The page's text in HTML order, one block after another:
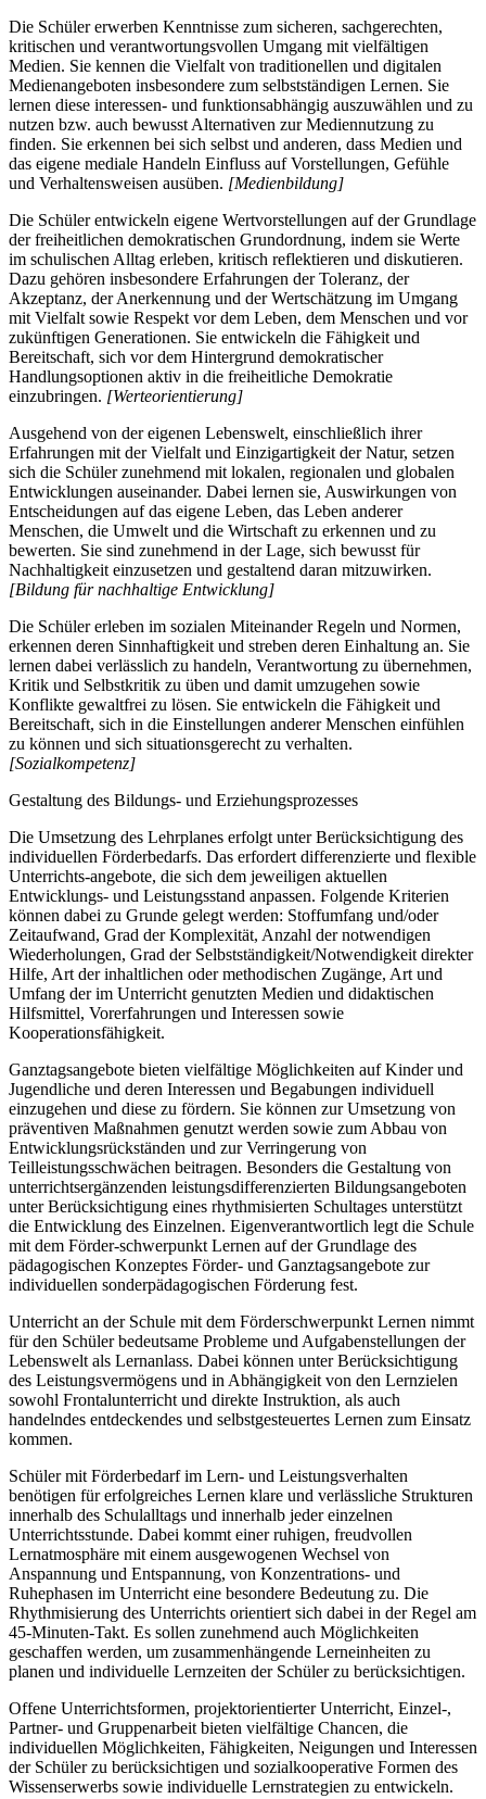
Die Schüler erwerben Kenntnisse zum sicheren, sachgerechten,
kritischen und verantwortungsvollen Umgang mit vielfältigen
Medien. Sie kennen die Vielfalt von traditionellen und digitalen
Medienangeboten insbesondere zum selbstständigen Lernen. Sie
lernen diese interessen- und funktionsabhängig auszuwählen und zu
nutzen bzw. auch bewusst Alternativen zur Mediennutzung zu
finden. Sie erkennen bei sich selbst und anderen, dass Medien und
das eigene mediale Handeln Einfluss auf Vorstellungen, Gefühle
und Verhaltensweisen ausüben. [Medienbildung]
Die Schüler entwickeln eigene Wertvorstellungen auf der Grundlage
der freiheitlichen demokratischen Grundordnung, indem sie Werte
im schulischen Alltag erleben, kritisch reflektieren und diskutieren.
Dazu gehören insbesondere Erfahrungen der Toleranz, der
Akzeptanz, der Anerkennung und der Wertschätzung im Umgang
mit Vielfalt sowie Respekt vor dem Leben, dem Menschen und vor
zukünftigen Generationen. Sie entwickeln die Fähigkeit und
Bereitschaft, sich vor dem Hintergrund demokratischer
Handlungsoptionen aktiv in die freiheitliche Demokratie
einzubringen. [Werteorientierung]
Ausgehend von der eigenen Lebenswelt, einschließlich ihrer
Erfahrungen mit der Vielfalt und Einzigartigkeit der Natur, setzen
sich die Schüler zunehmend mit lokalen, regionalen und globalen
Entwicklungen auseinander. Dabei lernen sie, Auswirkungen von
Entscheidungen auf das eigene Leben, das Leben anderer
Menschen, die Umwelt und die Wirtschaft zu erkennen und zu
bewerten. Sie sind zunehmend in der Lage, sich bewusst für
Nachhaltigkeit einzusetzen und gestaltend daran mitzuwirken.
[Bildung für nachhaltige Entwicklung]
Die Schüler erleben im sozialen Miteinander Regeln und Normen,
erkennen deren Sinnhaftigkeit und streben deren Einhaltung an. Sie
lernen dabei verlässlich zu handeln, Verantwortung zu übernehmen,
Kritik und Selbstkritik zu üben und damit umzugehen sowie
Konflikte gewaltfrei zu lösen. Sie entwickeln die Fähigkeit und
Bereitschaft, sich in die Einstellungen anderer Menschen einfühlen
zu können und sich situationsgerecht zu verhalten.
[Sozialkompetenz]
Gestaltung des Bildungs- und Erziehungsprozesses
Die Umsetzung des Lehrplanes erfolgt unter Berücksichtigung des
individuellen Förderbedarfs. Das erfordert differenzierte und flexible
Unterrichts-angebote, die sich dem jeweiligen aktuellen
Entwicklungs- und Leistungsstand anpassen. Folgende Kriterien
können dabei zu Grunde gelegt werden: Stoffumfang und/oder
Zeitaufwand, Grad der Komplexität, Anzahl der notwendigen
Wiederholungen, Grad der Selbstständigkeit/Notwendigkeit direkter
Hilfe, Art der inhaltlichen oder methodischen Zugänge, Art und
Umfang der im Unterricht genutzten Medien und didaktischen
Hilfsmittel, Vorerfahrungen und Interessen sowie
Kooperationsfähigkeit.
Ganztagsangebote bieten vielfältige Möglichkeiten auf Kinder und
Jugendliche und deren Interessen und Begabungen individuell
einzugehen und diese zu fördern. Sie können zur Umsetzung von
präventiven Maßnahmen genutzt werden sowie zum Abbau von
Entwicklungsrückständen und zur Verringerung von
Teilleistungsschwächen beitragen. Besonders die Gestaltung von
unterrichtsergänzenden leistungsdifferenzierten Bildungsangeboten
unter Berücksichtigung eines rhythmisierten Schultages unterstützt
die Entwicklung des Einzelnen. Eigenverantwortlich legt die Schule
mit dem Förder-schwerpunkt Lernen auf der Grundlage des
pädagogischen Konzeptes Förder- und Ganztagsangebote zur
individuellen sonderpädagogischen Förderung fest.
Unterricht an der Schule mit dem Förderschwerpunkt Lernen nimmt
für den Schüler bedeutsame Probleme und Aufgabenstellungen der
Lebenswelt als Lernanlass. Dabei können unter Berücksichtigung
des Leistungsvermögens und in Abhängigkeit von den Lernzielen
sowohl Frontalunterricht und direkte Instruktion, als auch
handelndes entdeckendes und selbstgesteuertes Lernen zum Einsatz
kommen.
Schüler mit Förderbedarf im Lern- und Leistungsverhalten
benötigen für erfolgreiches Lernen klare und verlässliche Strukturen
innerhalb des Schulalltags und innerhalb jeder einzelnen
Unterrichtsstunde. Dabei kommt einer ruhigen, freudvollen
Lernatmosphäre mit einem ausgewogenen Wechsel von
Anspannung und Entspannung, von Konzentrations- und
Ruhephasen im Unterricht eine besondere Bedeutung zu. Die
Rhythmisierung des Unterrichts orientiert sich dabei in der Regel am
45-Minuten-Takt. Es sollen zunehmend auch Möglichkeiten
geschaffen werden, um zusammenhängende Lerneinheiten zu
planen und individuelle Lernzeiten der Schüler zu berücksichtigen.
Offene Unterrichtsformen, projektorientierter Unterricht, Einzel-,
Partner- und Gruppenarbeit bieten vielfältige Chancen, die
individuellen Möglichkeiten, Fähigkeiten, Neigungen und Interessen
der Schüler zu berücksichtigen und sozialkooperative Formen des
Wissenserwerbs sowie individuelle Lernstrategien zu entwickeln.